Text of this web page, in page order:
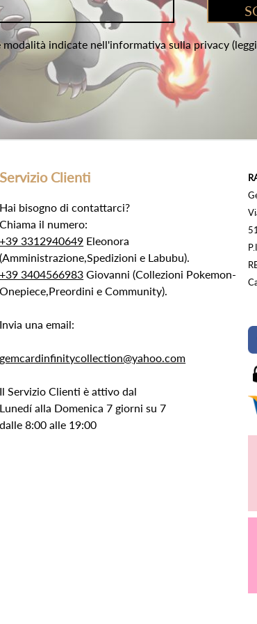
indicate nell'informativa sulla privacy
Servizio Clienti
Hai bisogno di contattarci?
Chiama il numero:
+39 3312940649 Eleonora
(Amministrazione,Spedizioni e Labubu).
+39 3404566983 Giovanni (Collezioni Pokemon-
Onepiece,Preordini e Community).
Invia una email:
gemcardinfinitycollection@yahoo.com
Il Servizio Clienti è attivo dal
Lunedí alla Domenica 7 giorni su 7
dalle 8:00 alle 19:00